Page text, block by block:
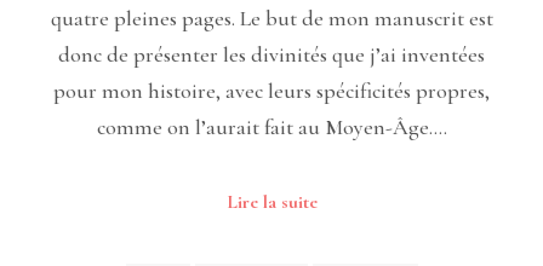
quatre pleines pages. Le but de mon manuscrit est
donc de présenter les divinités que j’ai inventées
pour mon histoire, avec leurs spécificités propres,
comme on l’aurait fait au Moyen-Âge.…
Lire la suite